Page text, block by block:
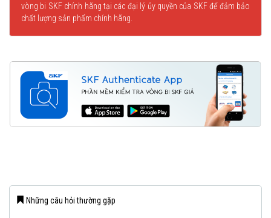
vòng bi SKF chính hãng tại các đại lý ủy quyền của SKF để đảm bảo
chất lượng sản phẩm chính hãng.
Những câu hỏi thường gặp